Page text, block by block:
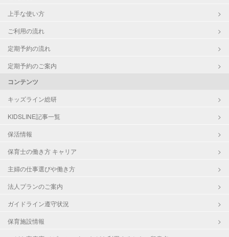
上手な使い方
ご利用の流れ
定期予約の流れ
定期予約のご案内
コンテンツ
キッズライン総研
KIDSLINE記事一覧
保活情報
保育士の働き方 キャリア
主婦の仕事選びや働き方
法人プランのご案内
ガイドライン遵守状況
保育施設情報